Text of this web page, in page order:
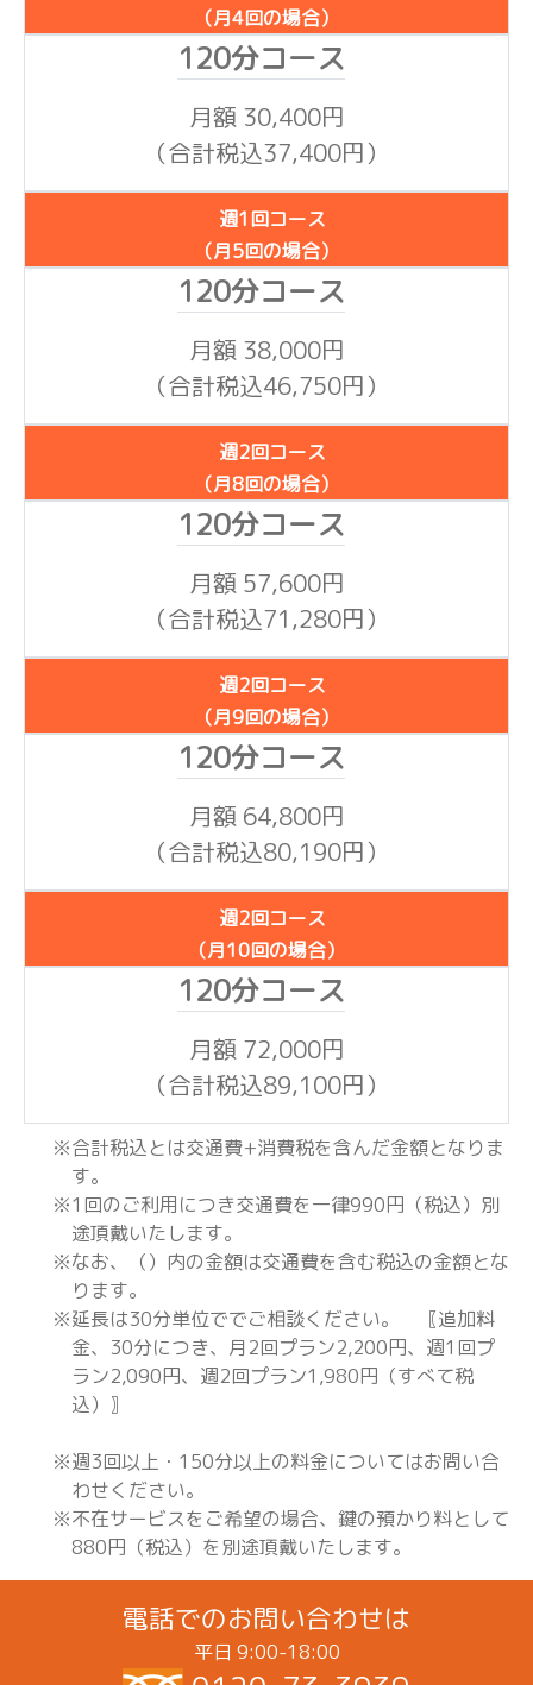
（月4回の場合）
月額 30,400円
（合計税込37,400円）
週1回コース
（月5回の場合）
月額 38,000円
（合計税込46,750円）
週2回コース
（月8回の場合）
月額 57,600円
（合計税込71,280円）
週2回コース
（月9回の場合）
月額 64,800円
（合計税込80,190円）
週2回コース
（月10回の場合）
月額 72,000円
（合計税込89,100円）
合計税込とは交通費+消費税を含んだ金額となりま
す。
1回のご利用につき交通費を一律990円（税込）別
途頂戴いたします。
なお、（）内の金額は交通費を含む税込の金額とな
ります。
延長は30分単位ででご相談ください。 〖追加料
金、30分につき、月2回プラン2,200円、週1回プ
ラン2,090円、週2回プラン1,980円（すべて税
込）〗
週3回以上・150分以上の料金についてはお問い合
わせください。
不在サービスをご希望の場合、鍵の預かり料として
880円（税込）を別途頂戴いたします。
電話でのお問い合わせは
平日 9:00-18:00